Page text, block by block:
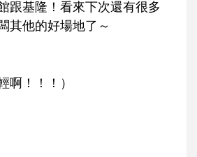
跟基隆！看來下次還有很多
其他的好場地了～
啊！！！）